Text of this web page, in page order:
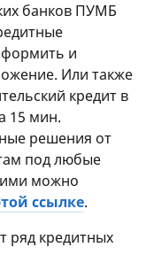
банков ПУМБ
и
Или также
кредит в
15 мин.
решения от
под любые
можно
ссылке.
ряд кредитных